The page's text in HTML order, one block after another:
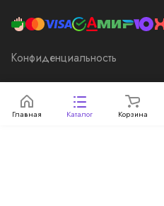
Конфиденциальность
Главная Каталог Корзина